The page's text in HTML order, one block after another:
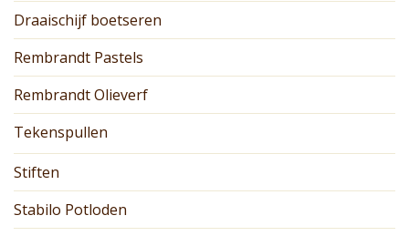
Draaischijf boetseren
Rembrandt Pastels
Rembrandt Olieverf
Tekenspullen
Stiften
Stabilo Potloden